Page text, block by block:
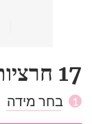
17 חרציות לבנות
1 בחר מידה